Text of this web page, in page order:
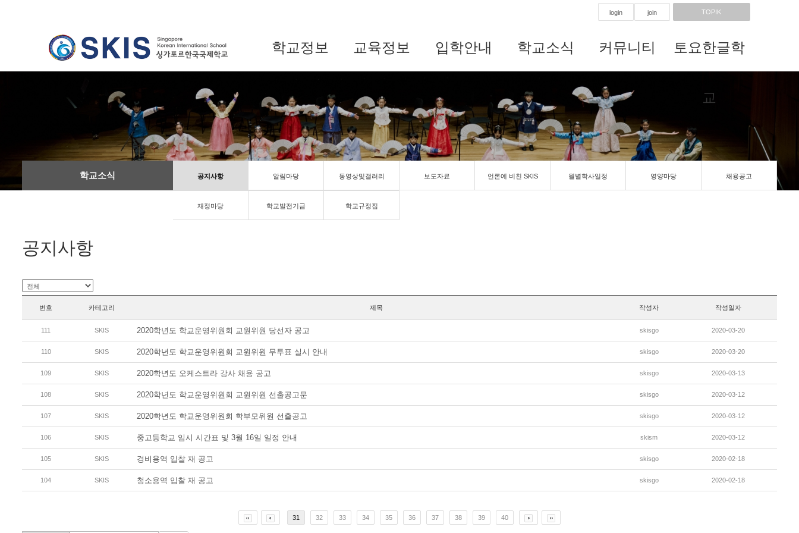
login join TOPIK
학교정보 교육정보 입학안내 학교소식 커뮤니티 토요한글학
교
학교소식 공지사항 알림마당 동영상및갤러리 보도자료 언론에 비친 SKIS 월별학사일정 영양마당 채용공고
재정마당 학교발전기금 학교규정집
공지사항
번호 카테고리 제목 작성자 작성일자
111 SKIS 2020학년도 학교운영위원회 교원위원 당선자 공고 skisgo 2020-03-20
110 SKIS 2020학년도 학교운영위원회 교원위원 무투표 실시 안내 skisgo 2020-03-20
109 SKIS 2020학년도 오케스트라 강사 채용 공고 skisgo 2020-03-13
108 SKIS 2020학년도 학교운영위원회 교원위원 선출공고문 skisgo 2020-03-12
107 SKIS 2020학년도 학교운영위원회 학부모위원 선출공고 skisgo 2020-03-12
106 SKIS 중고등학교 임시 시간표 및 3월 16일 일정 안내 skism 2020-03-12
105 SKIS 경비용역 입찰 재 공고 skisgo 2020-02-18
104 SKIS 청소용역 입찰 재 공고 skisgo 2020-02-18
31 32 33 34 35 36 37 38 39 40